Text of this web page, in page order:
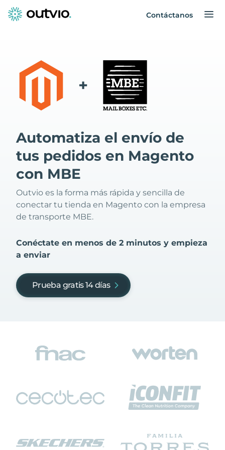
Contáctanos
+
Automatiza el envío de
tus pedidos en Magento
con MBE
Outvio es la forma más rápida y sencilla de
conectar tu tienda en Magento con la empresa
de transporte MBE.
Conéctate en menos de 2 minutos y empieza
a enviar
Prueba gratis 14 días